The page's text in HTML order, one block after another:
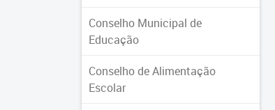
Conselho Municipal de
Educação
Conselho de Alimentação
Escolar